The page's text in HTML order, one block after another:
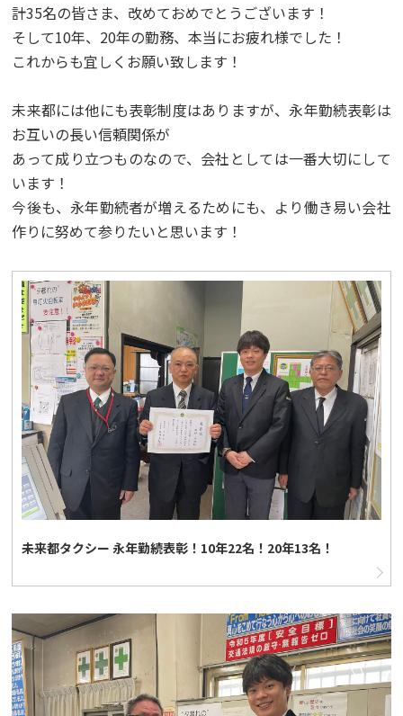
計35名の皆さま、改めておめでとうございます！
そして10年、20年の勤務、本当にお疲れ様でした！
これからも宜しくお願い致します！
未来都には他にも表彰制度はありますが、永年勤続表彰は
お互いの長い信頼関係が
あって成り立つものなので、会社としては一番大切にして
います！
今後も、永年勤続者が増えるためにも、より働き易い会社
作りに努めて参りたいと思います！
未来都タクシー 永年勤続表彰！10年22名！20年13名！